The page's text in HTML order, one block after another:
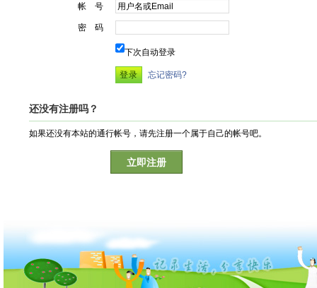
帐 号
密 码
下次自动登录
忘记密码?
还没有注册吗？
如果还没有本站的通行帐号，请先注册一个属于自己的帐号吧。
立即注册